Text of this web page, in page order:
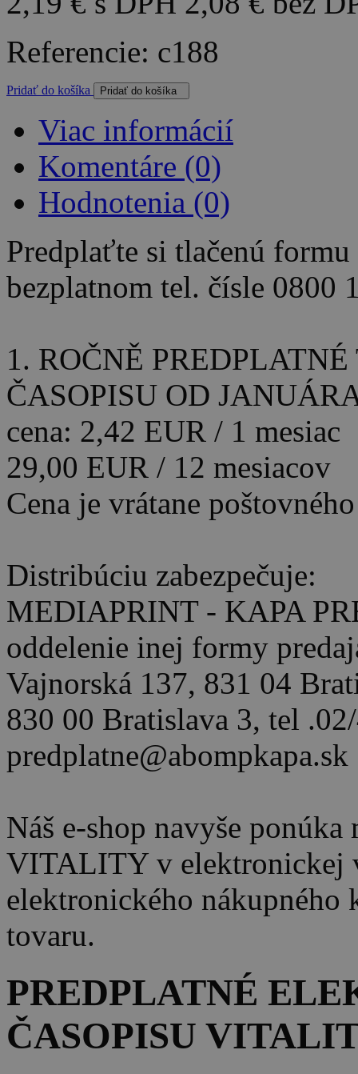
Referencie: c188
Pridať do košíka
Viac informácií
Komentáre (0)
Hodnotenia (0)
Predplaťte si tlačenú
bezplatnom tel. čísle 0800
1. ROČNĚ
ČASOPISU OD
cena: 2,42 EUR / 1 mesiac
29,00 EUR / 12 mesiacov
Cena je vrátane poštovného
Distribúciu zabezpečuje:
MEDIAPRINT - KAPA
oddelenie inej formy
Vajnorská 137, 831 04
830 00 Bratislava 3, tel
predplatne@abompkapa.sk
Náš e-shop navyše
VITALITY v elektronickej
elektronického nákupného
tovaru.
PREDPLATNÉ
ČASOPISU